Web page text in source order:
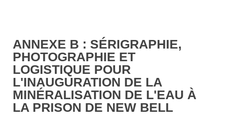
ANNEXE B : SÉRIGRAPHIE,
PHOTOGRAPHIE ET
LOGISTIQUE POUR
L'INAUGURATION DE LA
MINÉRALISATION DE L'EAU À
LA PRISON DE NEW BELL